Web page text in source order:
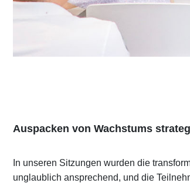
Auspacken von Wachstums
In unseren Sitzungen wurden die
unglaublich ansprechend, und die